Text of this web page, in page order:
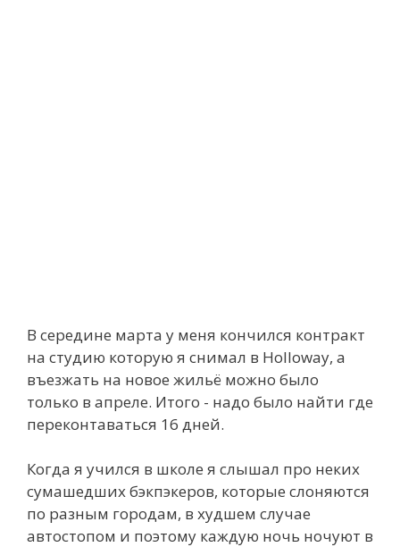
В середине марта у меня кончился контракт
на студию которую я снимал в Holloway, а
въезжать на новое жильё можно было
только в апреле. Итого - надо было найти где
переконтаваться 16 дней.
Когда я учился в школе я слышал про неких
сумашедших бэкпэкеров, которые слоняются
по разным городам, в худшем случае
автостопом и поэтому каждую ночь ночуют в